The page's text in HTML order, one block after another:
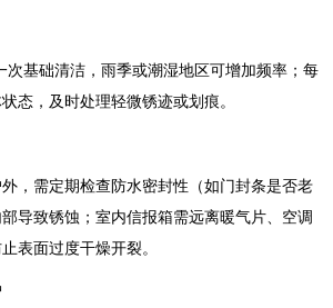
基础清洁，雨季或潮湿地区可增加频率；每
态，及时处理轻微锈迹或划痕。
需定期检查防水密封性（如门封条是否老
导致锈蚀；室内信报箱需远离暖气片、空调
表面过度干燥开裂。